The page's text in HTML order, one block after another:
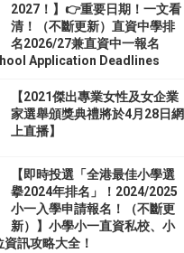
2027！】👉重要日期！一文看
清！（不斷更新）直資中學排
名2026/27兼直資中一報名
Application Deadlines
【2021傑出專業女性及女企業
家選舉頒獎典禮將於4月28日網
上直播】
【即時投選「全港最佳小學選
擧2024年排名」！2024/2025
小一入學申請報名！（不斷更
新）】小學小一直資私校、小
訊攻略大全！